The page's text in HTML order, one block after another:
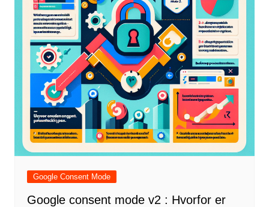
Google Consent Mode
Google consent mode v2 : Hvorfor er